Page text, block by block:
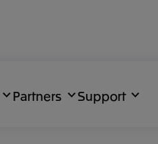
Partners Support